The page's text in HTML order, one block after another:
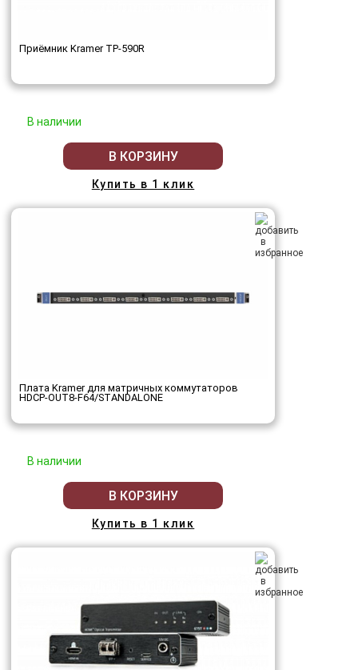
Приёмник Kramer TP-590R
В наличии
В КОРЗИНУ
Купить в 1 клик
Плата Kramer для матричных коммутаторов
HDCP-OUT8-F64/STANDALONE
В наличии
В КОРЗИНУ
Купить в 1 клик